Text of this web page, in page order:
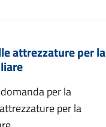
attrezzature per la
per la
per la